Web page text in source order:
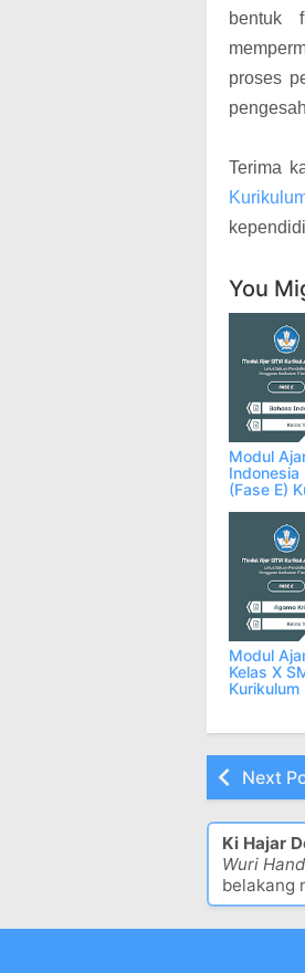
bentuk
proses
Terima
You
Modul
Indonesia
(Fase E)
Modul
Kelas X
Next
Ki Hajar
Wuri
belakang